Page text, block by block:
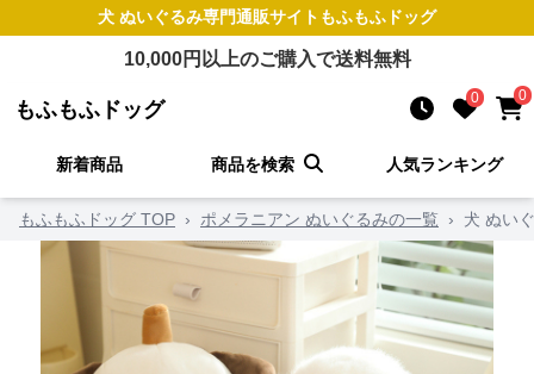
犬 ぬいぐるみ専門通販サイト もふもふドッグ
10,000円以上のご購入で送料無料
もふもふドッグ 0 0
新着商品 商品を検索 人気ランキング
もふもふドッグ TOP › ポメラニアン ぬいぐるみの一覧 › 犬 ぬい